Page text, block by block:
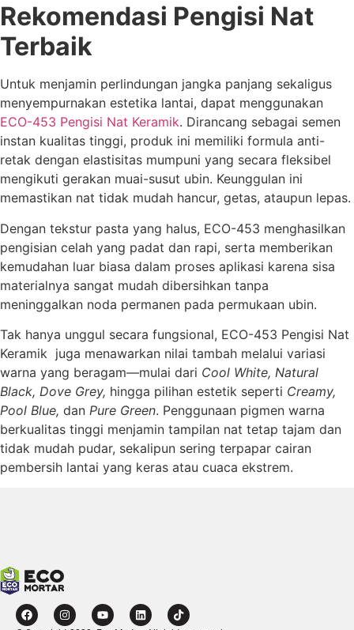
Rekomendasi Pengisi Nat
Terbaik
Untuk menjamin perlindungan jangka panjang sekaligus
menyempurnakan estetika lantai, dapat menggunakan
ECO-453 Pengisi Nat Keramik. Dirancang sebagai semen
instan kualitas tinggi, produk ini memiliki formula anti-
retak dengan elastisitas mumpuni yang secara fleksibel
mengikuti gerakan muai-susut ubin. Keunggulan ini
memastikan nat tidak mudah hancur, getas, ataupun lepas.
Dengan tekstur pasta yang halus, ECO-453 menghasilkan
pengisian celah yang padat dan rapi, serta memberikan
kemudahan luar biasa dalam proses aplikasi karena sisa
materialnya sangat mudah dibersihkan tanpa
meninggalkan noda permanen pada permukaan ubin.
Tak hanya unggul secara fungsional, ECO-453 Pengisi Nat
Keramik juga menawarkan nilai tambah melalui variasi
warna yang beragam—mulai dari Cool White, Natural
Black, Dove Grey, hingga pilihan estetik seperti Creamy,
Pool Blue, dan Pure Green. Penggunaan pigmen warna
berkualitas tinggi menjamin tampilan nat tetap tajam dan
tidak mudah pudar, sekalipun sering terpapar cairan
pembersih lantai yang keras atau cuaca ekstrem.